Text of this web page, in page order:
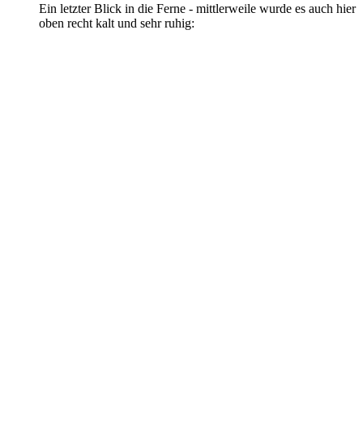
Ein letzter Blick in die Ferne - mittlerweile wurde es auch hier
oben recht kalt und sehr ruhig: